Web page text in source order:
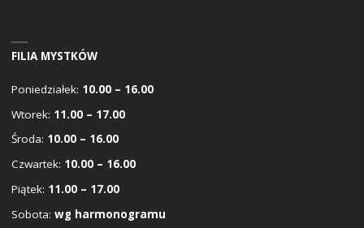
FILIA MYSTKÓW
Poniedziałek: 10.00 – 16.00
Wtorek: 11.00 – 17.00
Środa: 10.00 – 16.00
Czwartek: 10.00 – 16.00
Piątek: 11.00 – 17.00
Sobota: wg harmonogramu